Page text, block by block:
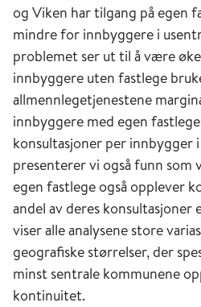
og Viken har tilgang på egen
mindre for innbyggere i
problemet ser ut til å være
innbyggere uten fastlege
allmennlegetjenestene
innbyggere med egen
konsultasjoner per innbygger
presenterer vi også funn som
egen fastlege også opplever
andel av deres konsultasjoner
viser alle analysene store
geografiske størrelser, der
minst sentrale kommunene
kontinuitet.